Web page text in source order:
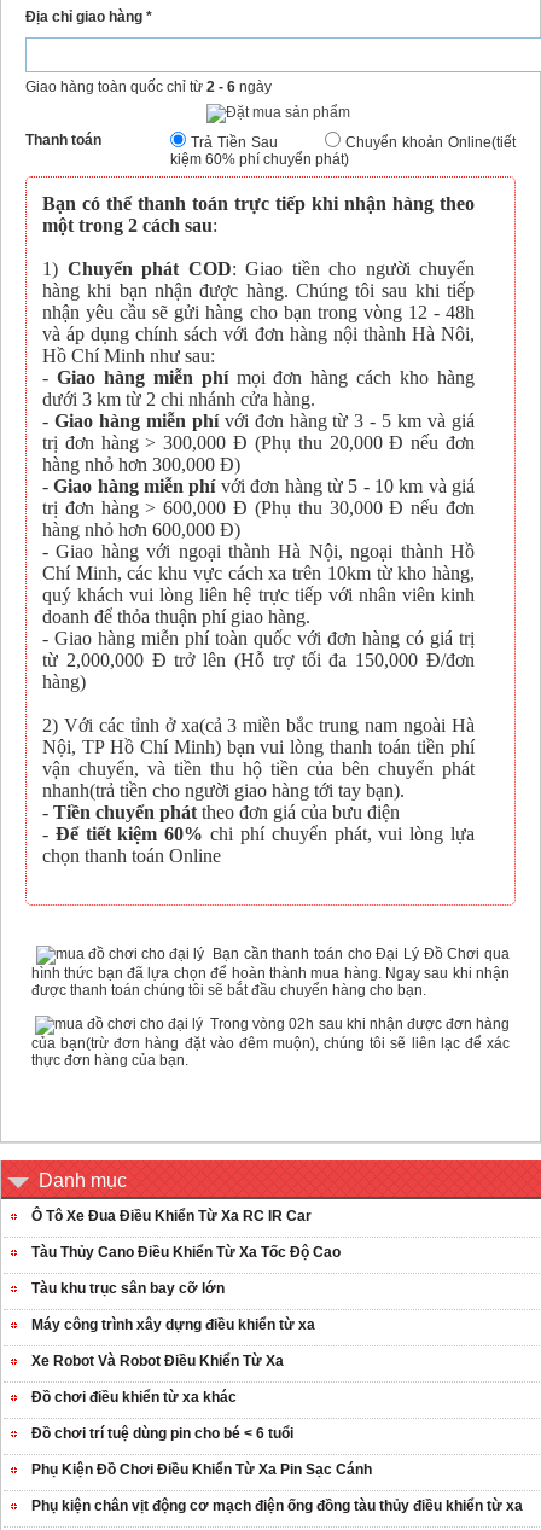
Địa chỉ giao hàng *
Giao hàng toàn quốc chỉ từ 2 - 6 ngày
Thanh toán Trả Tiền Sau
Chuyển khoản Online(tiết
kiệm 60% phí chuyển phát)
Bạn có thể thanh toán trực tiếp khi nhận hàng theo
một trong 2 cách sau:
1) Chuyển phát COD: Giao tiền cho người chuyển
hàng khi bạn nhận được hàng. Chúng tôi sau khi tiếp
nhận yêu cầu sẽ gửi hàng cho bạn trong vòng 12 - 48h
và áp dụng chính sách với đơn hàng nội thành Hà Nôi,
Hồ Chí Minh như sau:
- Giao hàng miễn phímọi đơn hàng cách kho hàng
dưới 3 km từ 2 chi nhánh cửa hàng.
- Giao hàng miễn phívới đơn hàng từ 3 - 5 km và giá
trị đơn hàng > 300,000 Đ (Phụ thu 20,000 Đ nếu đơn
hàng nhỏ hơn 300,000 Đ)
-Giao hàng miễn phívới đơn hàng từ 5 - 10 km và giá
trị đơn hàng > 600,000 Đ (Phụ thu 30,000 Đ nếu đơn
hàng nhỏ hơn 600,000 Đ)
- Giao hàng với ngoại thành Hà Nội, ngoại thành Hồ
Chí Minh, các khu vực cách xa trên 10km từ kho hàng,
quý khách vui lòng liên hệ trực tiếp với nhân viên kinh
doanh để thỏa thuận phí giao hàng.
- Giao hàng miễn phí toàn quốc với đơn hàng có giá trị
từ 2,000,000 Đ trở lên (Hỗ trợ tối đa 150,000 Đ/đơn
hàng)
2) Với các tỉnh ở xa(cả 3 miền bắc trung nam ngoài Hà
Nội, TP Hồ Chí Minh) bạn vui lòng thanh toán tiền phí
vận chuyển, và tiền thu hộ tiền của bên chuyển phát
nhanh(trả tiền cho người giao hàng tới tay bạn).
- Tiền chuyển phát theo đơn giá của bưu điện
- Để tiết kiệm 60% chi phí chuyển phát, vui lòng lựa
chọn thanh toán Online
Bạn cần thanh toán cho Đại Lý Đồ Chơi qua
hình thức bạn đã lựa chọn để hoàn thành mua hàng. Ngay sau khi nhận
được thanh toán chúng tôi sẽ bắt đầu chuyển hàng cho bạn.
Trong vòng 02h sau khi nhận được đơn hàng
của bạn(trừ đơn hàng đặt vào đêm muộn), chúng tôi sẽ liên lạc để xác
thực đơn hàng của bạn.
Danh mục
Ô Tô Xe Đua Điều Khiển Từ Xa RC IR Car
Tàu Thủy Cano Điều Khiển Từ Xa Tốc Độ Cao
Tàu khu trục sân bay cỡ lớn
Máy công trình xây dựng điều khiển từ xa
Xe Robot Và Robot Điều Khiển Từ Xa
Đồ chơi điều khiển từ xa khác
Đồ chơi trí tuệ dùng pin cho bé < 6 tuổi
Phụ Kiện Đồ Chơi Điều Khiển Từ Xa Pin Sạc Cánh
Phụ kiện chân vịt động cơ mạch điện ống đồng tàu thủy điều khiển từ xa